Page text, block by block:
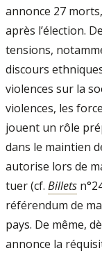
annonce 27
après l’élection.
tensions,
discours
violences sur la
violences, les
jouent un rôle
dans le maintien
autorise lors de
tuer (cf. Billets
référendum de
pays. De même,
annonce la